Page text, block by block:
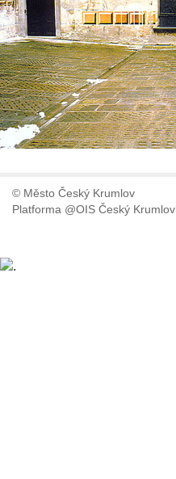
© Město Český Krumlov
Platforma @OIS Český Krumlov